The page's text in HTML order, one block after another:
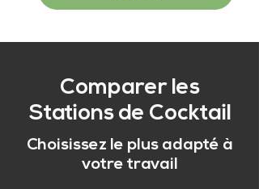
Comparer les
Stations de Cocktail
Choisissez le plus adapté à
votre travail